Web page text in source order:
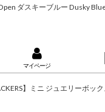
ダスキーブルー Dusky
マイページ
】ミニ ジュエリーボ